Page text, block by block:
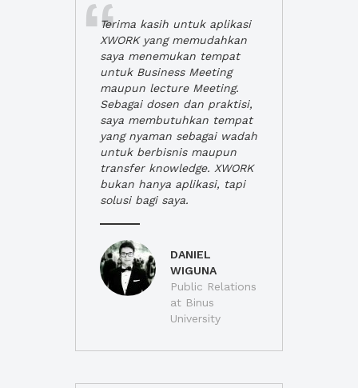
Terima kasih untuk aplikasi
XWORK yang memudahkan
saya menemukan tempat
untuk Business Meeting
maupun lecture Meeting.
Sebagai dosen dan praktisi,
saya membutuhkan tempat
yang nyaman sebagai wadah
untuk berbisnis maupun
transfer knowledge. XWORK
bukan hanya aplikasi, tapi
solusi bagi saya.
DANIEL
WIGUNA
Public Relations
at Binus
University